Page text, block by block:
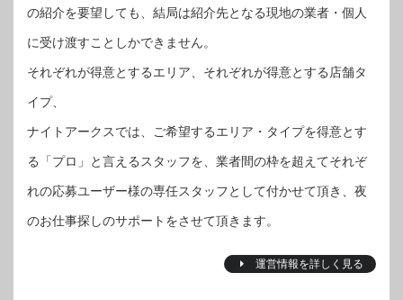
の紹介を要望しても、結局は紹介先となる現地の業者・個人
に受け渡すことしかできません。
それぞれが得意とするエリア、それぞれが得意とする店舗タ
イプ、
ナイトアークスでは、ご希望するエリア・タイプを得意とす
る「プロ」と言えるスタッフを、業者間の枠を超えてそれぞ
れの応募ユーザー様の専任スタッフとして付かせて頂き、夜
のお仕事探しのサポートをさせて頂きます。
運営情報を詳しく見る